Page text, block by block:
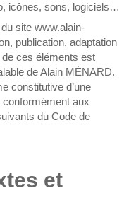
icônes, sons, logiciels…
site www.alain-
publication, adaptation
ces éléments est
de Alain MÉNARD.
constitutive d’une
aux
du Code de
et